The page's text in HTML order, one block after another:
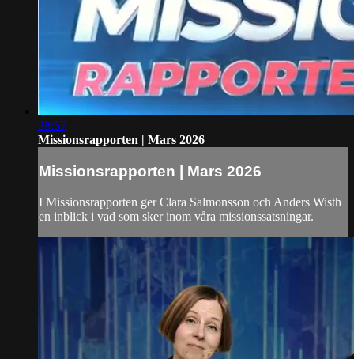
28:57
Missionsrapporten | Mars 2026
Missionsrapporten | Mars 2026
I Missionsrapporten ger Clara Salmonsson och Anders Wisth
en inblick i vad som sker inom våra missionssatsningar.